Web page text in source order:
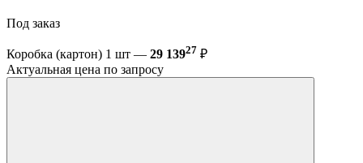
Под заказ
Коробка (картон) 1 шт — 29 13927 ₽
Актуальная цена по запросу